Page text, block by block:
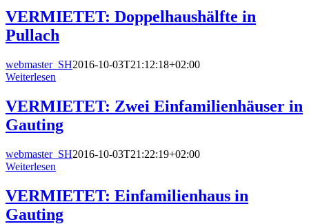
VERMIETET: Doppelhaushälfte in
Pullach
webmaster_SH2016-10-03T21:12:18+02:00
Weiterlesen
VERMIETET: Zwei Einfamilienhäuser in
Gauting
webmaster_SH2016-10-03T21:22:19+02:00
Weiterlesen
VERMIETET: Einfamilienhaus in
Gauting